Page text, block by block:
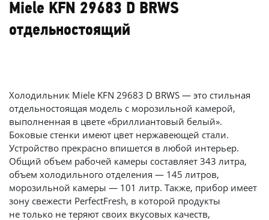
Miele KFN 29683 D BRWS
отдельностоящий
Холодильник Miele KFN 29683 D BRWS — это стильная
отдельностоящая модель с морозильной камерой,
выполненная в цвете «бриллиантовый белый».
Боковые стенки имеют цвет нержавеющей стали.
Устройство прекрасно впишется в любой интерьер.
Общий объем рабочей камеры составляет 343 литра,
объем холодильного отделения — 145 литров,
морозильной камеры — 101 литр. Также, прибор имеет
зону свежести PerfectFresh, в которой продукты
не только не теряют своих вкусовых качеств,